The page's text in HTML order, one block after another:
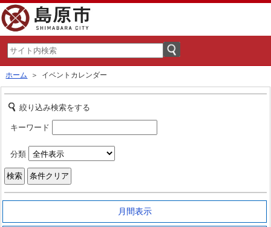
ホーム ＞ イベントカレンダー
絞り込み検索をする
キーワード
分類
月間表示